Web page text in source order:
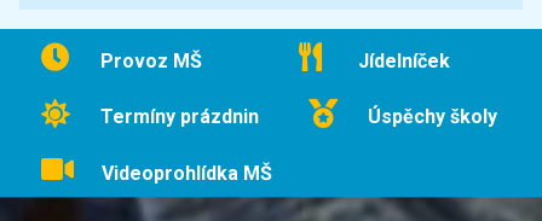
Provoz MŠ Jídelníček
Termíny prázdnin Úspěchy školy
Videoprohlídka MŠ